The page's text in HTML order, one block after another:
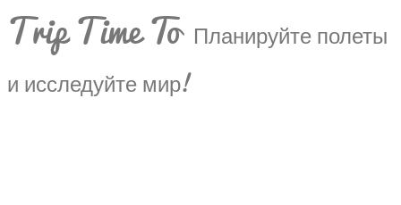
Trip Time To Планируйте полеты
и исследуйте мир!